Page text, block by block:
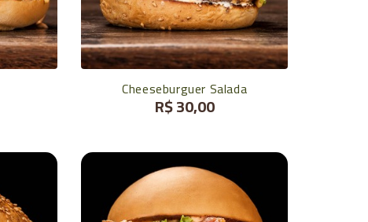
Cheeseburguer Salada
R$ 30,00